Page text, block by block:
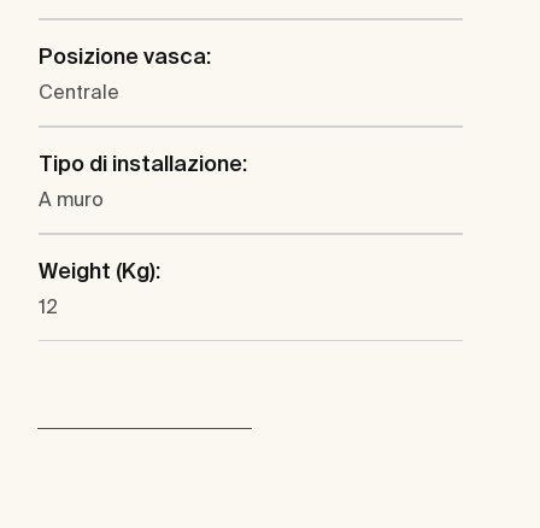
Posizione vasca:
Centrale
Tipo di installazione:
A muro
Weight (Kg):
12